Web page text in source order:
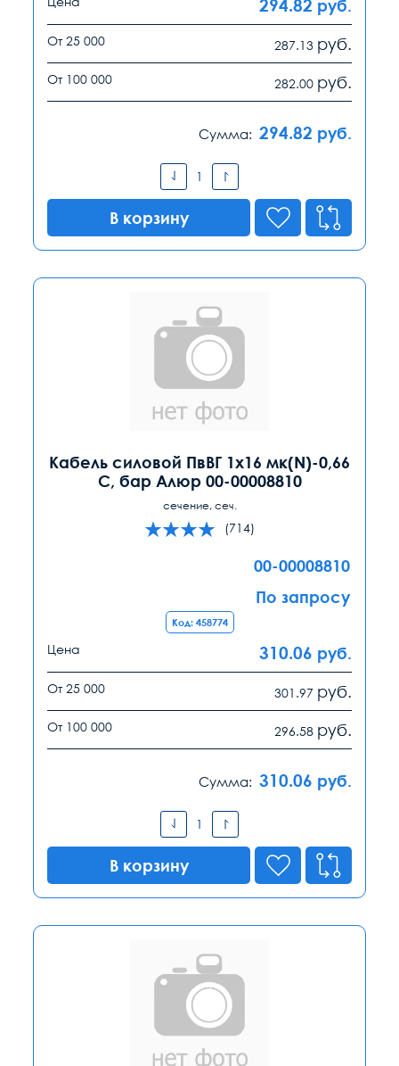
294.82 руб.
От 25 000 287.13 руб.
От 100 000 282.00 руб.
Сумма: 294.82 руб.
В корзину
Кабель силовой ПвВГ 1х16 мк(N)-0,66
С, бар Алюр 00-00008810
сечение, сеч.
(714)
00-00008810
По запросу
Код: 458774
Цена 310.06 руб.
От 25 000 301.97 руб.
От 100 000 296.58 руб.
Сумма: 310.06 руб.
В корзину